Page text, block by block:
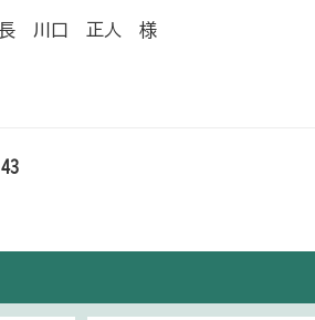
長 川口 正人 様